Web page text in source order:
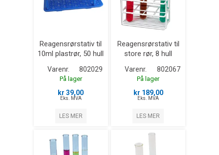
Reagensrørstativ til
10ml plastrør, 50 hull
Varenr. 802029
På lager
kr 39,00
Eks. MVA
LES MER
Reagensrørstativ til
store rør, 8 hull
Varenr. 802067
På lager
kr 189,00
Eks. MVA
LES MER